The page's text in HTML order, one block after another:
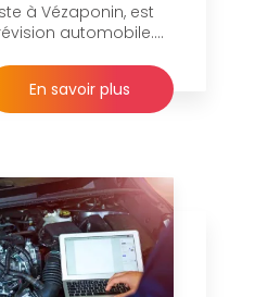
à Vézaponin, est
automobile....
En savoir plus